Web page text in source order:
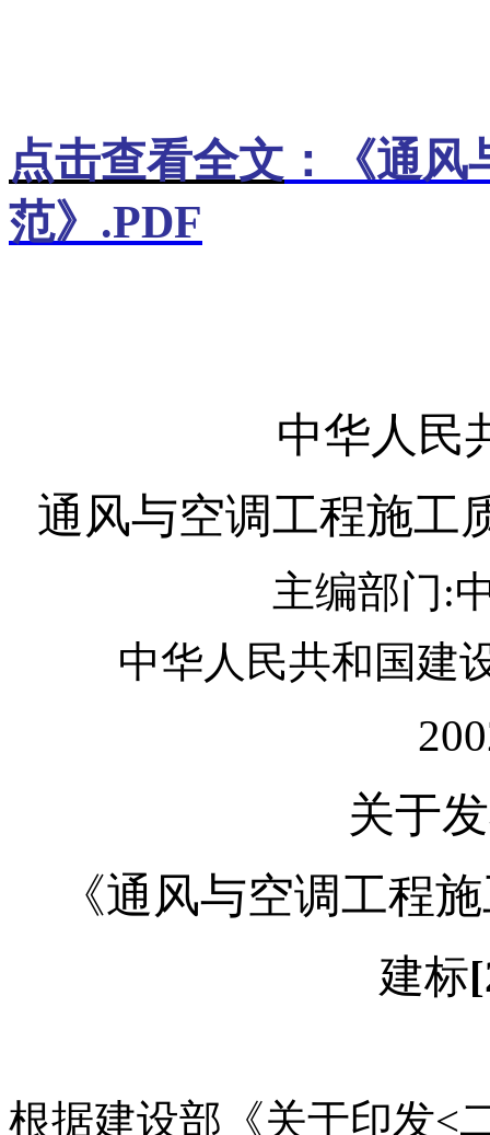
点击查看全文 ：《通
范》 .PDF
中华人民
通风与空调工程施工
主编部门:
中华人民共和国建
关于
《通风与空调工程
建标
根据建设部《关于印发<